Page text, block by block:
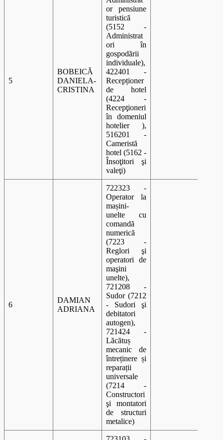
5
BOBEICĂ
DANIELA-
CRISTINA
or pensiune
turistică
(5152 -
Administrat
ori în
gospodării
individuale),
422401 -
Recepționer
de hotel
(4224 -
Recepţioneri
în domeniul
hotelier ),
516201 -
Cameristă
hotel (5162 -
Însoţitori şi
valeţi)
6
DAMIAN
ADRIANA
722323 -
Operator la
mașini-
unelte cu
comandă
numerică
(7223 -
Reglori şi
operatori de
maşini
unelte),
721208 -
Sudor (7212
- Sudori şi
debitatori
autogen),
721424 -
Lăcătuș
mecanic de
întreținere și
reparații
universale
(7214 -
Constructori
şi montatori
de structuri
metalice)